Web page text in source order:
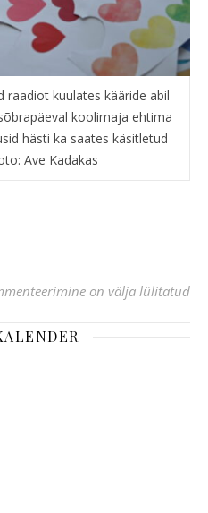
raadiot kuulates kääride abil
koolimaja ehtima
hästi ka saates käsitletud
Ave Kadakas
kool “Valgalase pooltunnis”
on välja lülitatud